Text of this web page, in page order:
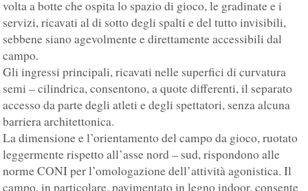
volta a botte che ospita lo spazio di gioco, le gradinate e i
servizi, ricavati al di sotto degli spalti e del tutto invisibili,
sebbene siano agevolmente e direttamente accessibili dal
campo.
Gli ingressi principali, ricavati nelle superfici di curvatura
semi – cilindrica, consentono, a quote differenti, il separato
accesso da parte degli atleti e degli spettatori, senza alcuna
barriera architettonica.
La dimensione e l’orientamento del campo da gioco, ruotato
leggermente rispetto all’asse nord – sud, rispondono alle
norme CONI per l’omologazione dell’attività agonistica. Il
campo, in particolare, pavimentato in legno indoor, consente